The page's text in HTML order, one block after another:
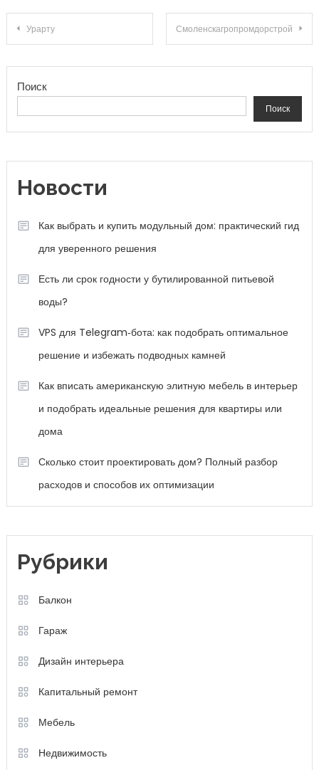
Навигация по записям
Урарту Смоленскагропромдорстрой
Поиск
Поиск
Новости
Как выбрать и купить модульный дом: практический гид
для уверенного решения
Есть ли срок годности у бутилированной питьевой
воды?
VPS для Telegram‑бота: как подобрать оптимальное
решение и избежать подводных камней
Как вписать американскую элитную мебель в интерьер
и подобрать идеальные решения для квартиры или
дома
Сколько стоит проектировать дом? Полный разбор
расходов и способов их оптимизации
Рубрики
Балкон
Гараж
Дизайн интерьера
Капитальный ремонт
Мебель
Недвижимость